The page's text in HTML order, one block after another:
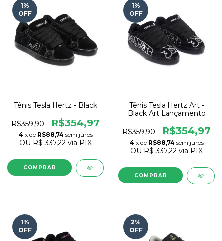
1%
OFF
Tênis Tesla Hertz - Black
R$359,90 R$354,97
4 x de R$88,74 sem juros
OU R$ 337,22 via PIX
COMPRAR
1%
OFF
Tênis Tesla Hertz Art -
Black Art Lançamento
R$359,90 R$354,97
4 x de R$88,74 sem juros
OU R$ 337,22 via PIX
COMPRAR
1%
OFF
2%
OFF